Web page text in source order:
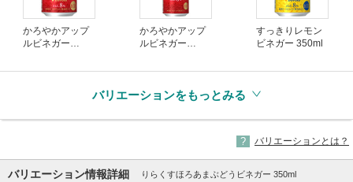
かろやかアップ
ルビネガー
かろやかアップ
ルビネガー
すっきりレモン
ビネガー 350ml
バリエーションをもっとみる
バリエーションとは？
バリエーション情報詳細 りらくすほろあまぶどうビネガー 350ml